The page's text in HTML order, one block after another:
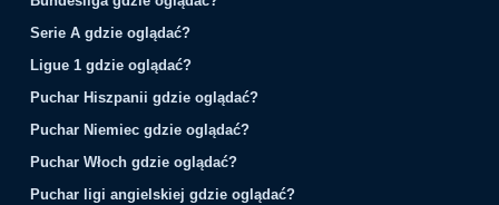
Serie A gdzie oglądać?
Ligue 1 gdzie oglądać?
Puchar Hiszpanii gdzie oglądać?
Puchar Niemiec gdzie oglądać?
Puchar Włoch gdzie oglądać?
Puchar ligi angielskiej gdzie oglądać?